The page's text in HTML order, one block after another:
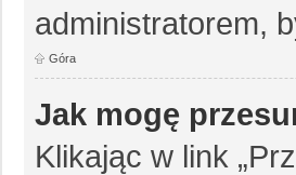
administratorem,
Góra
Jak mogę
Klikając w link